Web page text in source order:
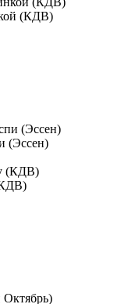
(КДВ)
(Эссен)